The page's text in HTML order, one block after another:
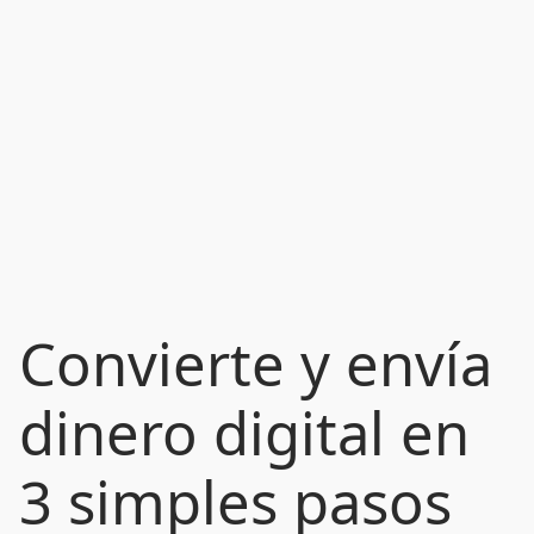
Convierte y envía
dinero digital en
3 simples pasos